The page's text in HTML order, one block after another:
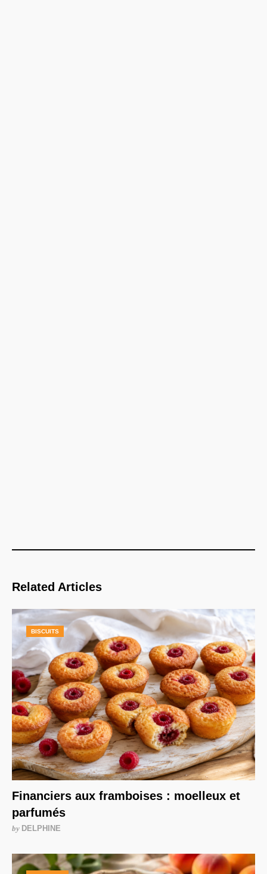
Related Articles
BISCUITS
Financiers aux framboises : moelleux et
parfumés
by DELPHINE